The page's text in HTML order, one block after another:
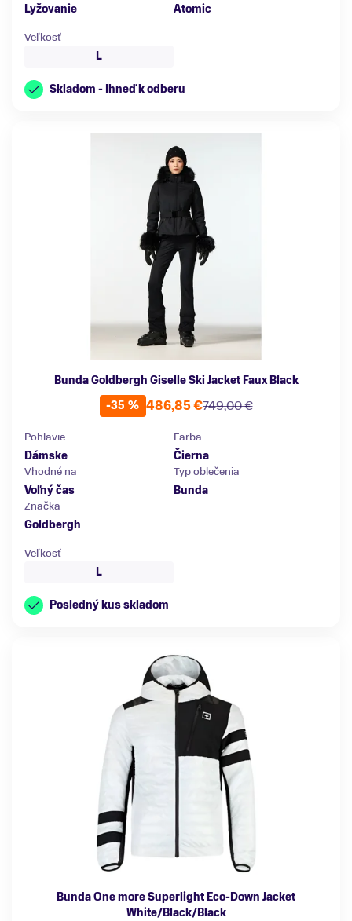
Lyžovanie
Atomic
Veľkosť
L
Skladom - Ihneď k odberu
Bunda Goldbergh Giselle Ski Jacket Faux Black
-35 %
749,00 €
486,85 €
Pohlavie
Dámske
Farba
Čierna
Vhodné na
Voľný čas
Typ oblečenia
Bunda
Značka
Goldbergh
Veľkosť
L
Posledný kus skladom
Bunda One more Superlight Eco-Down Jacket
White/Black/Black